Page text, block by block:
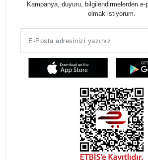
Kampanya, duyuru, bilgilendirmelerden e-
olmak istiyorum.